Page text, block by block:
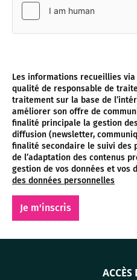
Les informations recueillies
qualité de responsable de
traitement sur la base de
améliorer son offre de
finalité principale la gestion
diffusion (newsletter,
finalité secondaire le suivi des
de l’adaptation des contenus
gestion de vos données et vos
des données personnelles
Je m'inscris
ACCÈS